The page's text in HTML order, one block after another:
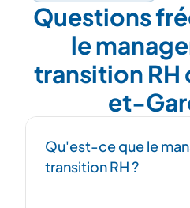
Questions
le
transition RH
et-
Qu'est-ce que le
transition RH ?